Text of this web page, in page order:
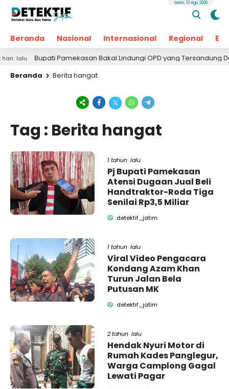
Beranda Nasional Internasional Regional
Senin, 10 Agu 2026
Bupati Pamekasan Bakal Lindungi OPD yang Tersandung Dugaan
Beranda
Berita hangat
Tag : Berita hangat
1 tahun lalu
Pj Bupati Pamekasan
Atensi Dugaan Jual Beli
Handtraktor-Roda Tiga
Senilai Rp3,5 Miliar
detektif_jatim
1 tahun lalu
Viral Video Pengacara
Kondang Azam Khan
Turun Jalan Bela
Putusan MK
detektif_jatim
2 tahun lalu
Hendak Nyuri Motor di
Rumah Kades Panglegur,
Warga Camplong Gagal
Lewati Pagar